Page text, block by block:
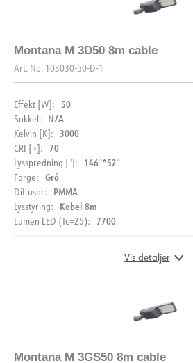
Montana M 3D50 8m cable
Art. No. 103030-50-D-1
Effekt [W]: 50
Sokkel: N/A
Kelvin [K]: 3000
CRI [>]: 70
Lysspredning [°]: 146°*52°
Farge: Grå
Diffusor: PMMA
Lysstyring: Kabel 8m
Lumen LED (Tc=25): 7700
Vis detaljer
Montana M 3GS50 8m cable